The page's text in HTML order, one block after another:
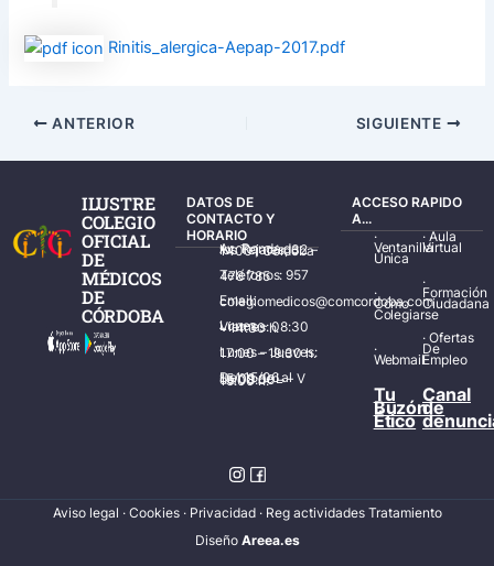
Rinitis_alergica-Aepap-2017.pdf
ANTERIOR SIGUIENTE
ILUSTRE
COLEGIO
OFICIAL
DE
MÉDICOS
DE
CÓRDOBA
DATOS DE
CONTACTO Y
HORARIO
Av. Ronda de los Tejares, 32 – 14001 Córdoba
Teléfonos: 957 478 785
Email: colegiomedicos@comcordoba.com
Lunes – Viernes: 08:30 – 14:30 h.
Lunes – Jueves: 17:00 – 19:30 h.
Del 15/06 al 15/09 de L – V de 08:00 – 15:00 h.
ACCESO RAPIDO
A...
·
Ventanilla
Única
·
Cómo
Colegiarse
·
Webmail
·Aula
Virtual
·
Formación
Ciudadana
·Ofertas
De
Empleo
Tu
Buzón
Ético
Canal
de
Aviso legal · Cookies· Privacidad · Reg actividades Tratamiento
Diseño Areea.es